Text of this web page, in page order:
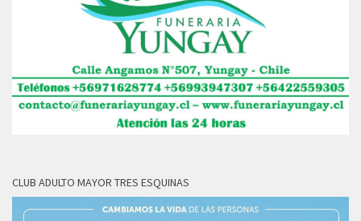
CLUB ADULTO MAYOR TRES ESQUINAS